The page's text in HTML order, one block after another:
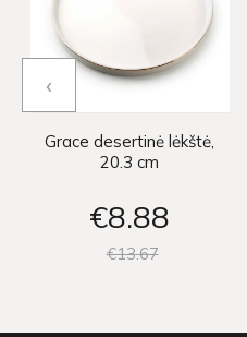
Grace desertinė lėkštė,
20.3 cm
€8 88
€1367
‹